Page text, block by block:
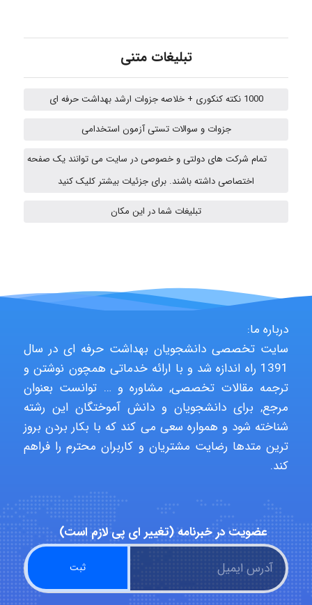
Jafar Tym
aghajari vahid
HaddadiMahsa
malekf
abolfazlkoshehe
A.balandeh
fatima
تبلیغات متنی
1000 نکته کنکوری + خلاصه جزوات ارشد بهداشت حرفه ای
جزوات و سوالات تستی آزمون استخدامی
تمام شرکت های دولتی و خصوصی در سایت می توانند یک صفحه
اختصاصی داشته باشند. برای جزئیات بیشتر کلیک کنید
تبلیغات شما در این مکان
درباره ما:
سایت تخصصی دانشجویان بهداشت حرفه ای در سال
1391 راه اندازه شد و با ارائه خدماتی همچون نوشتن و
ترجمه مقالات تخصصی, مشاوره و … توانست بعنوان
مرجع, برای دانشجویان و دانش آموختگان این رشته
شناخته شود و همواره سعی می کند که با بکار بردن بروز
ترین متدها رضایت مشتریان و کاربران محترم را فراهم
کند.
عضویت در خبرنامه (تغییر ای پی لازم است)